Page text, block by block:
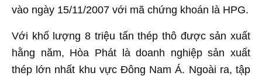
vào ngày 15/11/2007 với mã chứng khoán là HPG.
Với khố lượng 8 triệu tấn thép thô được sản xuất
hằng năm, Hòa Phát là doanh nghiệp sản xuất
thép lớn nhất khu vực Đông Nam Á. Ngoài ra, tập